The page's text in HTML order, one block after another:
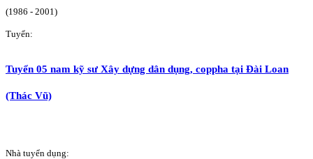
(1986 - 2001)
Tuyển:
Tuyển 05 nam kỹ sư Xây dựng dân dụng, coppha tại Đài Loan
(Thác Vũ)
Nhà tuyển dụng: